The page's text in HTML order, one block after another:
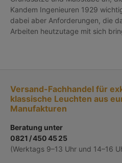
Kandem Ingenieuren 1929
dabei aber Anforderungen, die
Arbeiten heutzutage mit sich
Versand-Fachhandel für
klassische Leuchten aus
Manufakturen
Beratung unter
0821 / 450 45 25
(Werktags 9–13 Uhr und 14–16